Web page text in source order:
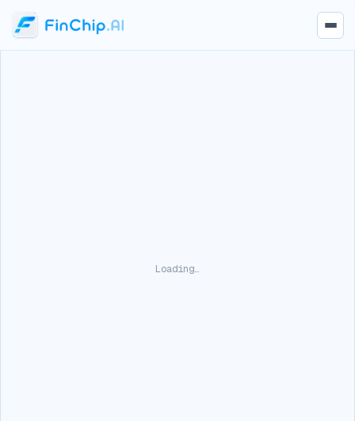
Loading…